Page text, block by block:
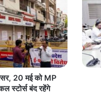
20 मई को MP
स्टोर्स बंद रहेंगे